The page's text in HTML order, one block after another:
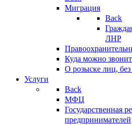
Миграция
Back
ЛНР
Куда можно
О розыске лиц,
Услуги
Back
МФЦ
Государственная
предпринимателей